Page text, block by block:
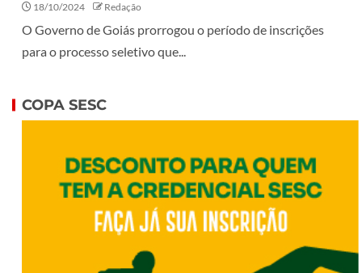
18/10/2024 Redação
O Governo de Goiás prorrogou o período de inscrições
para o processo seletivo que...
COPA SESC